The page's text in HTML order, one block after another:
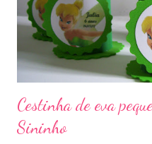
Cestinha de eva
Sininho